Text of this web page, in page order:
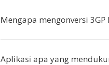
Mengapa mengonversi 3GP
Aplikasi apa yang